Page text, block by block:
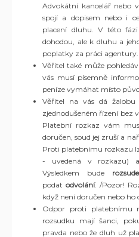
Advokátní kancelář nebo
spojí a dopisem nebo i
placení dluhu. V této
dohodou, ale k dluhu a
poplatky za práci agentury.
Věřitel také může
vás musí písemně
peníze vymáhat místo
Věřitel na vás dá
zjednodušeném řízení bez
Platební rozkaz vám
doručen, soud jej zruší a
Proti platebnímu rozkazu
- uvedená v rozkazu)
Výsledkem bude
podat odvolání. /Pozor!
když není doručen nebo
Odpor proti platebnímu
rozsudku mají šanci,
pravda nebo že dluh už